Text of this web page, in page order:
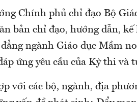
Chính phủ chỉ đạo Bộ
bản chỉ đạo, hướng dẫn,
ngành Giáo dục Mầm
ứng yêu cầu của Kỳ thi và
với các bộ, ngành, địa